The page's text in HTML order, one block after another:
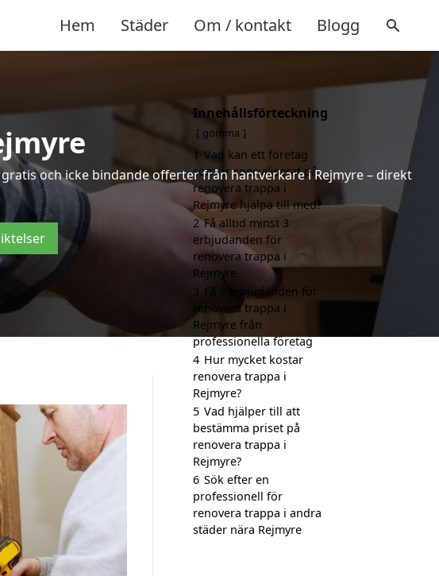
Hem Städer Om / kontakt Blogg
och icke bindande offerter från hantverkare i Rejmyre – direkt
Innehållsförteckning
gömma
1 Vad kan ett företag
som är specialiserat på
renovera trappa i
Rejmyre hjälpa till med?
2 Få alltid minst 3
erbjudanden för
renovera trappa i
Rejmyre
3 Få 3 erbjudanden för
renovera trappa i
Rejmyre från
professionella företag
4 Hur mycket kostar
renovera trappa i
Rejmyre?
5 Vad hjälper till att
bestämma priset på
renovera trappa i
Rejmyre?
6 Sök efter en
professionell för
renovera trappa i andra
städer nära Rejmyre